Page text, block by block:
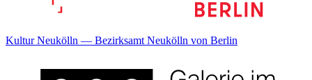
Kultur Neukölln — Bezirksamt Neukölln von Berlin